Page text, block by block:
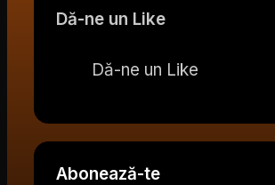
Dă-ne un Like
Dă-ne un Like
Abonează-te